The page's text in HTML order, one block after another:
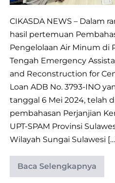
DI
PROVINSI
SULAWESI
TENGAH
CIKASDA NEWS – Dalam
hasil pertemuan
Pengelolaan Air Minum di
Tengah Emergency
and Reconstruction for
Loan ADB No. 3793-INO
tanggal 6 Mei 2024, telah
pembahasan Perjanjian
UPT-SPAM Provinsi
Wilayah Sungai Sulawesi
Baca Selengkapnya
PEMBAHASAN
PERJANJIAN